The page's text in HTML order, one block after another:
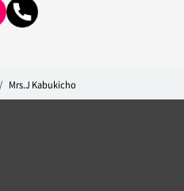
Mrs.J Kabukicho